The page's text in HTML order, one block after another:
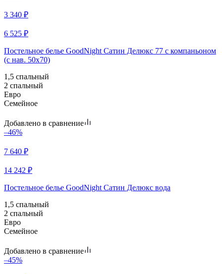
3 340 ₽
6 525 ₽
Постельное белье GoodNight Сатин Делюкс 77 с компаньоном
(с нав. 50х70)
1,5 спальный
2 спальный
Евро
Семейное
Добавлено в сравнение
–46%
7 640 ₽
14 242 ₽
Постельное белье GoodNight Сатин Делюкс вода
1,5 спальный
2 спальный
Евро
Семейное
Добавлено в сравнение
–45%